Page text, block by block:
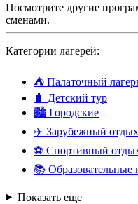
Посмотрите другие
сменами.
Категории лагерей:
⛺ Палаточный
🧳 Детский тур
🏙️ Городские
✈️ Зарубежный отдых
⚽ Спортивный
📚
Показать еще